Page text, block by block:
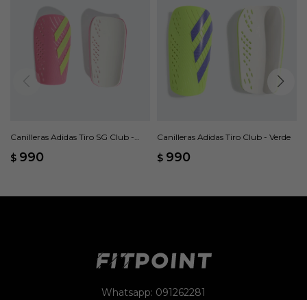
Canilleras Adidas Tiro SG Club -
$ 990
Canilleras Adidas Tiro Club - Verde
$ 990
Whatsapp: 091262281